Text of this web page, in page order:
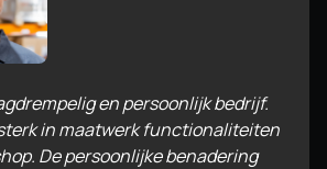
en persoonlijk bedrijf.
in maatwerk functionaliteiten
De persoonlijke benadering